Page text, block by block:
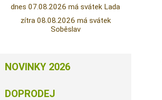
dnes 07.08.2026 má svátek Lada
zítra 08.08.2026 má svátek
Soběslav
NOVINKY 2026
DOPRODEJ